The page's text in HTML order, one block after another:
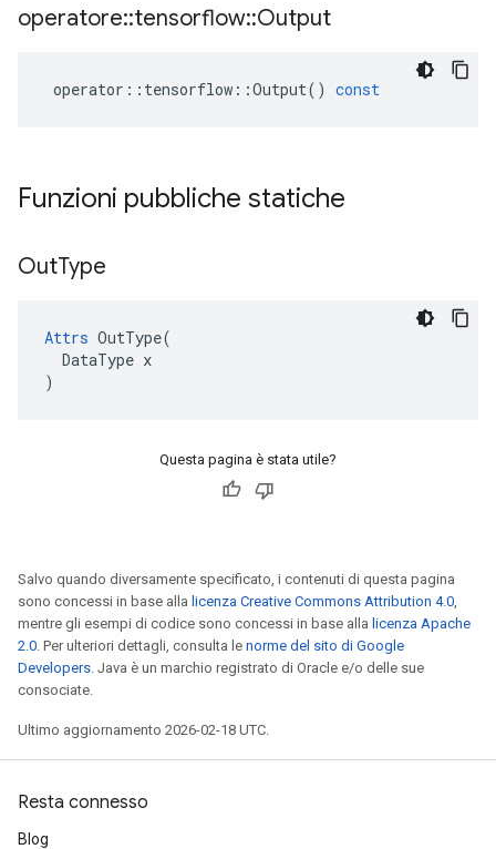
operatore::tensorflow::Output
operator :: tensorflow ::Output() const
Funzioni pubbliche statiche
OutType
Attrs OutType(
  DataType x
)
Questa pagina è stata utile?
Salvo quando diversamente specificato, i contenuti di questa pagina
sono concessi in base alla licenza Creative Commons Attribution 4.0,
mentre gli esempi di codice sono concessi in base alla licenza Apache
2.0. Per ulteriori dettagli, consulta le norme del sito di Google
Developers. Java è un marchio registrato di Oracle e/o delle sue
consociate.
Ultimo aggiornamento 2026-02-18 UTC.
Resta connesso
Blog